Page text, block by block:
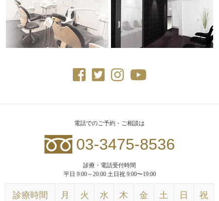
電話でのご予約・ご相談は
03-3475-8536
診療・電話受付時間
平日 9:00～20:00 土日祝 9:00〜19:00
診療時間 月 火 水 木 金 土 日 祝